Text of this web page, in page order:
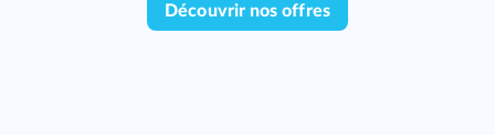
Découvrir nos offres